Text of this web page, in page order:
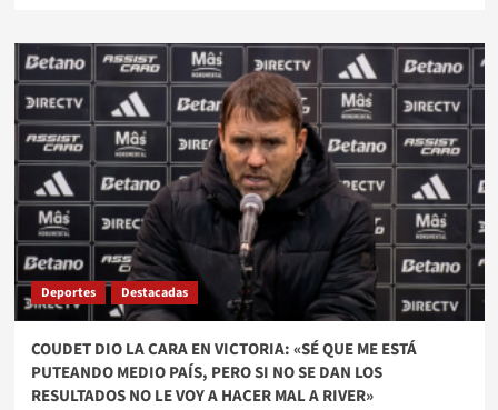
Deportes Destacadas
COUDET DIO LA CARA EN VICTORIA: «SÉ QUE ME ESTÁ
PUTEANDO MEDIO PAÍS, PERO SI NO SE DAN LOS
RESULTADOS NO LE VOY A HACER MAL A RIVER»